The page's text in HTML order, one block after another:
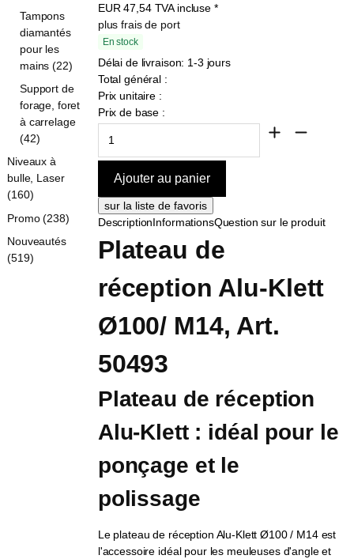
EUR47,54 TVA incluse *
plus frais de port
En stock
Délai de livraison: 1-3 jours
Total général :
Prix unitaire :
Prix de base :
DescriptionInformationsQuestion sur le produit
Plateau de
réception Alu-Klett
Ø100/ M14, Art.
50493
Plateau de réception
Alu-Klett : idéal pour le
ponçage et le
polissage
Le plateau de réception Alu-Klett Ø100 / M14 est
l'accessoire idéal pour les meuleuses d'angle et
Tampons
diamantés
pour les
mains (22)
Support de
forage, foret
à carrelage
(42)
Niveaux à
bulle, Laser
(160)
Promo (238)
Nouveautés
(519)